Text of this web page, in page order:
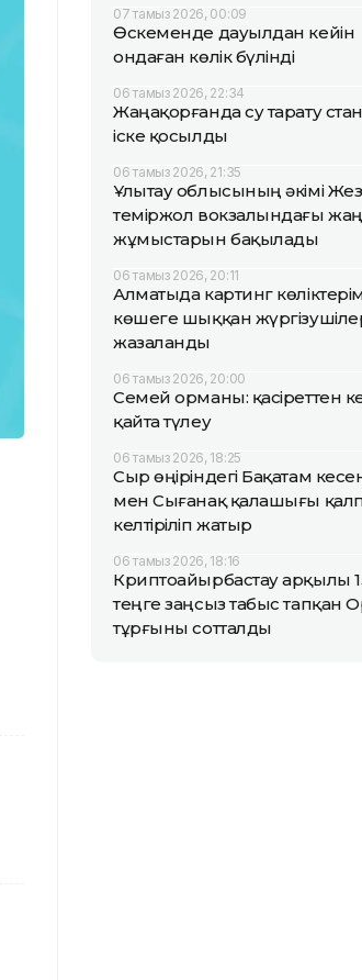
07 тамыз 2026, 00:09
Өскеменде дауылдан кейін
ондаған көлік бүлінді
06 тамыз 2026, 22:34
Жаңақорғанда су тарату
іске қосылды
06 тамыз 2026, 21:35
Ұлытау облысының әкімі
теміржол вокзалындағы
жұмыстарын бақылады
06 тамыз 2026, 20:11
Алматыда картинг
көшеге шыққан
жазаланды
06 тамыз 2026, 20:00
Семей орманы: қасіреттен
қайта түлеу
06 тамыз 2026, 18:25
Сыр өңіріндегі Бақатам
мен Сығанақ қалашығы
келтіріліп жатыр
06 тамыз 2026, 18:16
Криптоайырбастау арқылы
теңге заңсыз табыс тапқан
тұрғыны сотталды